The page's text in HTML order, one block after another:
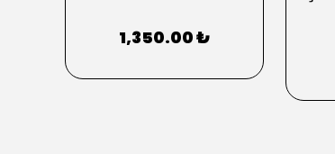
1,350.00 ₺